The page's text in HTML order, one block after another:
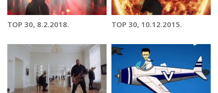
TOP 30, 8.2.2018. TOP 30, 10.12.2015.